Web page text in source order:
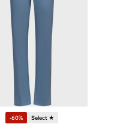
-60% Select ★